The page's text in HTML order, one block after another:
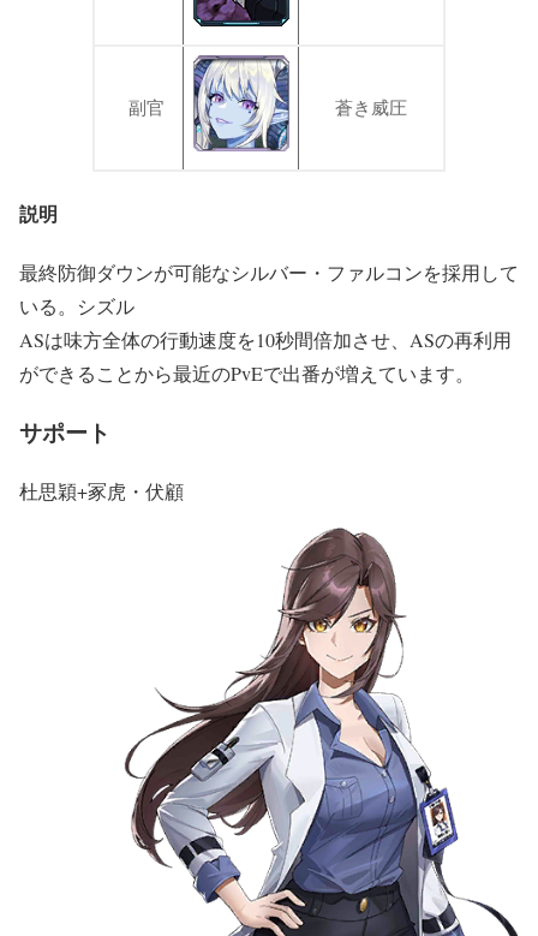
副官 蒼き威圧
説明
最終防御ダウンが可能なシルバー・ファルコンを採用して
いる。シズル
ASは味方全体の行動速度を10秒間倍加させ、ASの再利用
ができることから最近のPvEで出番が増えています。
サポート
杜思穎+冢虎・伏顧